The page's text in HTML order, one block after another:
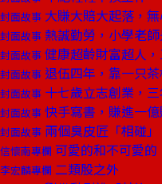
封面故事 大賺大賠大起落，
封面故事 熱誠勤勞，小學老師
封面故事 健康超齡財富超人
封面故事 退伍四年，靠一只
封面故事 十七歲立志創業，
封面故事 快手寫書，賺進一
封面故事 兩個臭皮匠「相碰
信懷南專欄 可愛的和不可愛的
李宏麟專欄 二類股之外